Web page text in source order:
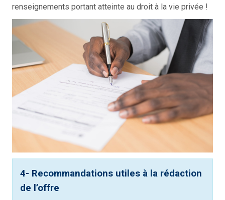
renseignements portant atteinte au droit à la vie privée !
4- Recommandations utiles à la rédaction
de l’offre